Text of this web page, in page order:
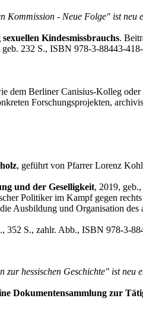
Kommission - Neue Folge" ist neu
Kindesmissbrauchs.
232 S., ISBN 978-3-88443-
dem Berliner Canisius-Kolleg
Forschungsprojekten,
, geführt von Pfarrer Lorenz
und der Geselligkeit, 2019,
Politiker im Kampf gegen
Ausbildung und Organisation
352 S., zahlr. Abb., ISBN 978-3-
hessischen Geschichte" ist neu
Dokumentensammlung zur